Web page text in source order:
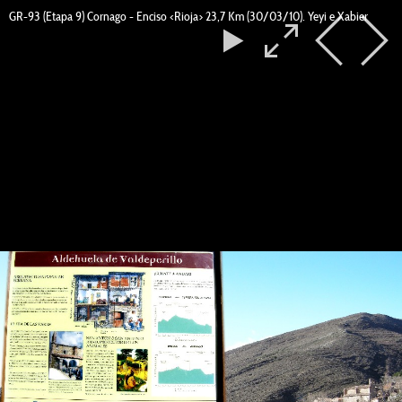
GR-93 (Etapa 9) Cornago - Enciso <Rioja> 23,7 Km (30/03/10). Yeyi e Xabier